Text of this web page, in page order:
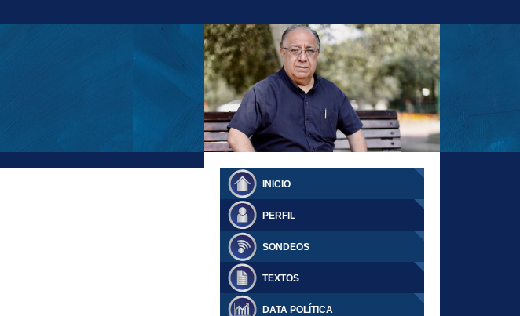
FERNANDO TUESTA SUPLEMENTO
DOMINGO INICIO
PERFIL
SONDEOS
TEXTOS
DATA POLÍTICA